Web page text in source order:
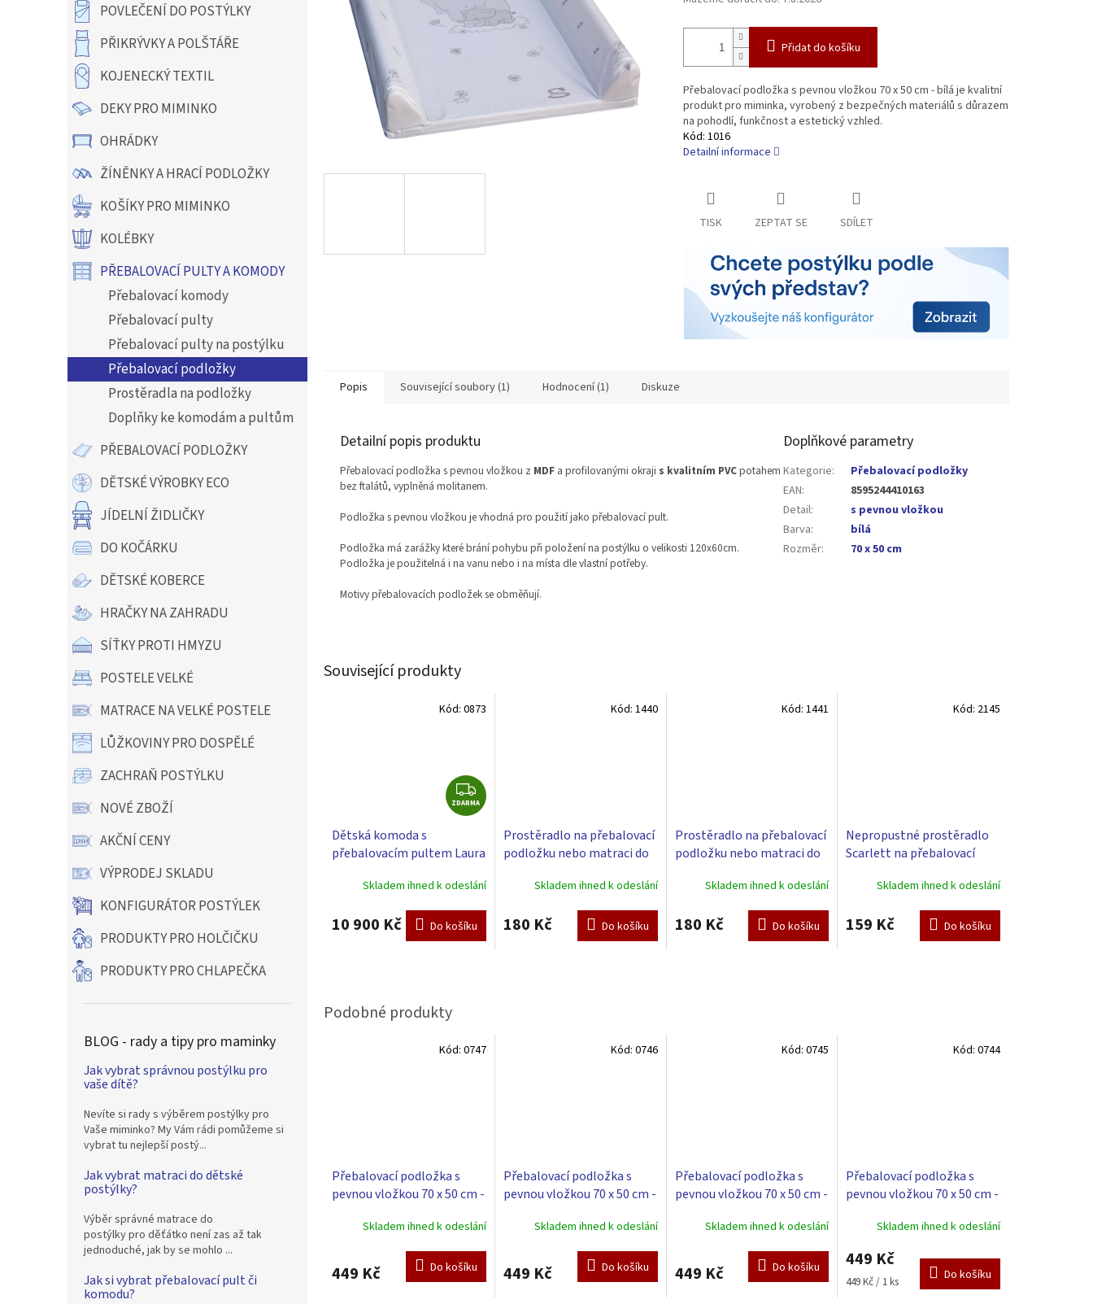
n
POVLEČENÍ DO POSTÝLKY
PŘIKRÝVKY A POLŠTÁŘE
KOJENECKÝ TEXTIL
DEKY PRO MIMINKO
OHRÁDKY
ŽÍNĚNKY A HRACÍ PODLOŽKY
KOŠÍKY PRO MIMINKO
KOLÉBKY
PŘEBALOVACÍ PULTY A KOMODY
Přebalovací komody
Přebalovací pulty
Přebalovací pulty na postýlku
Přebalovací podložky
Prostěradla na podložky
Doplňky ke komodám a pultům
PŘEBALOVACÍ PODLOŽKY
DĚTSKÉ VÝROBKY ECO
JÍDELNÍ ŽIDLIČKY
DO KOČÁRKU
DĚTSKÉ KOBERCE
HRAČKY NA ZAHRADU
SÍŤKY PROTI HMYZU
POSTELE VELKÉ
MATRACE NA VELKÉ POSTELE
LŮŽKOVINY PRO DOSPĚLÉ
ZACHRAŇ POSTÝLKU
NOVÉ ZBOŽÍ
AKČNÍ CENY
VÝPRODEJ SKLADU
KONFIGURÁTOR POSTÝLEK
PRODUKTY PRO HOLČIČKU
PRODUKTY PRO CHLAPEČKA
BLOG - rady a tipy pro maminky
Jak vybrat správnou postýlku pro
vaše dítě?
Nevíte si rady s výběrem postýlky pro
Vaše miminko? My Vám rádi pomůžeme si
vybrat tu nejlepší postý...
Jak vybrat matraci do dětské
postýlky?
Výběr správné matrace do
postýlky pro děťátko není zas až tak
jednoduché, jak by se mohlo ...
Jak si vybrat přebalovací pult či
komodu?
Přidat do košíku
Přebalovací podložka s pevnou vložkou 70 x 50 cm - bílá je kvalitní
produkt pro miminka, vyrobený z bezpečných materiálů s důrazem
na pohodlí, funkčnost a estetický vzhled.
Kód: 1016
Detailní informace
TISK ZEPTAT SE SDÍLET
Související produkty
Z
D
R
A
ZDARMA
Dětská komoda s
přebalovacím pultem Laura
Skladem ihned k odeslání
10 900 Kč Do košíku
Kód: 0873
Prostěradlo na přebalovací
podložku nebo matraci do
55 cmSkladem ihned k odeslání
180 Kč Do košíku
Kód: 1440
Prostěradlo na přebalovací
podložku nebo matraci do
x 55 cmSkladem ihned k odeslání
180 Kč Do košíku
Kód:1441
Nepropustné prostěradlo
Scarlett na přebalovací
Skladem ihned k odeslání
159 Kč Do košíku
Kód: 2145
Přebalovací podložka s
pevnou vložkou 70 x 50 cm -
Skladem ihned k odeslání
449 Kč Do košíku
Kód: 0747
Přebalovací podložka s
pevnou vložkou 70 x 50 cm -
Skladem ihned k odeslání
449 Kč Do košíku
Kód: 0746
Přebalovací podložka s
pevnou vložkou 70 x 50 cm -
Skladem ihned k odeslání
449 Kč Do košíku
Kód:0745
Přebalovací podložka s
pevnou vložkou 70 x 50 cm -
Skladem ihned k odeslání
449 Kč
Měrná
449 Kč / 1 ks Do košíku
Kód: 0744
Popis Související soubory (1) Hodnocení (1) Diskuze
Detailní popis produktu
Přebalovací podložka s pevnou vložkou z MDF a profilovanými okraji s kvalitním PVCpotahem
bez ftalátů, vyplněná molitanem.
Podložka s pevnou vložkou je vhodná pro použití jako přebalovací pult.
Podložka má zarážky které brání pohybu při položení na postýlku o velikosti 120x60cm.
Podložka je použitelná i na vanu nebo i na místa dle vlastní potřeby.
Motivy přebalovacích podložek se obměňují.
Doplňkové parametry
Kategorie:
Přebalovací podložky
EAN:
8595244410163
Detail:
s pevnou vložkou
Barva:
bílá
Rozměr: 70 x 50 cm